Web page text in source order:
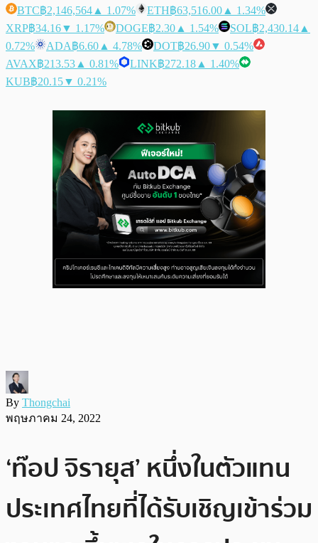
BTC฿2,146,564 ▲ 1.07% ETH฿63,516.00 ▲ 1.34%
XRP฿34.16▼ 1.17% DOGE฿2.30 ▲ 1.54% SOL฿2,430.14 ▲
0.72%
ADA฿6.60 ▲ 4.78% DOT฿26.90▼ 0.54%
AVAX฿213.53 ▲ 0.81% LINK฿272.18 ▲ 1.40%
KUB฿20.15▼ 0.21%
By Thongchai
พฤษภาคม 24, 2022
‘ท๊อป จิรายุส’ หนึ่งในตัวแทน
ประเทศไทยที่ได้รับเชิญเข้าร่วม